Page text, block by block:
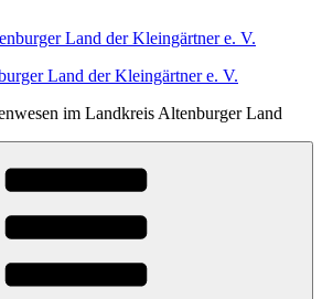
Land der Kleingärtner e. V.
im Landkreis Altenburger Land